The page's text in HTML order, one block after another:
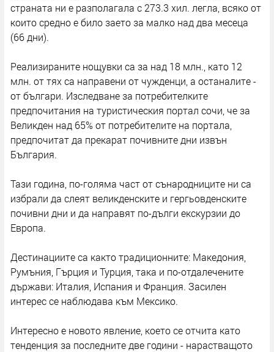
страната ни е разполагала с 273.3 хил. легла, всяко от
които средно е било заето за малко над два месеца
(66 дни).
Реализираните нощувки са за над 18 млн., като 12
млн. от тях са направени от чужденци, а останалите -
от българи. Изследване за потребителките
предпочитания на туристическия портал сочи, че за
Великден над 65% от потребителите на портала,
предпочитат да прекарат почивните дни извън
България.
Тази година, по-голяма част от сънародниците ни са
избрали да слеят великденските и гергьовденските
почивни дни и да направят по-дълги екскурзии до
Европа.
Дестинациите са както традиционните: Македония,
Румъния, Гърция и Турция, така и по-отдалечените
държави: Италия, Испания и Франция. Засилен
интерес се наблюдава към Мексико.
Интересно е новото явление, което се отчита като
тенденция за последните две години - нарастващото